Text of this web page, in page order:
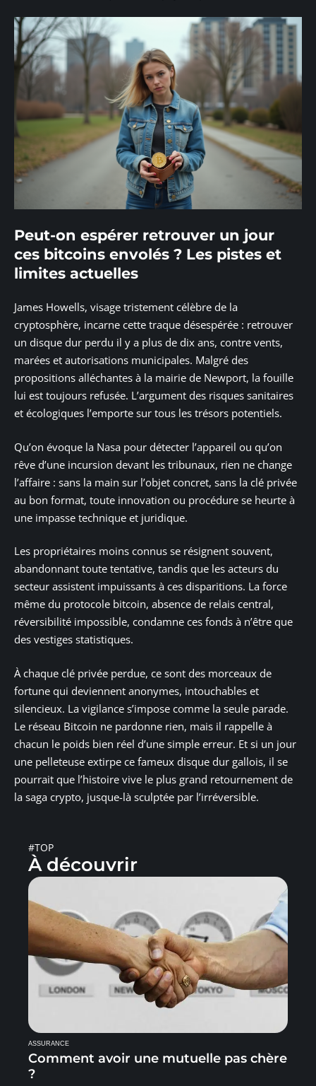
Peut-on espérer retrouver un jour
ces bitcoins envolés ? Les pistes et
limites actuelles
James Howells, visage tristement célèbre de la
cryptosphère, incarne cette traque désespérée : retrouver
un disque dur perdu il y a plus de dix ans, contre vents,
marées et autorisations municipales. Malgré des
propositions alléchantes à la mairie de Newport, la fouille
lui est toujours refusée. L’argument des risques sanitaires
et écologiques l’emporte sur tous les trésors potentiels.
Qu’on évoque la Nasa pour détecter l’appareil ou qu’on
rêve d’une incursion devant les tribunaux, rien ne change
l’affaire : sans la main sur l’objet concret, sans la clé privée
au bon format, toute innovation ou procédure se heurte à
une impasse technique et juridique.
Les propriétaires moins connus se résignent souvent,
abandonnant toute tentative, tandis que les acteurs du
secteur assistent impuissants à ces disparitions. La force
même du protocole bitcoin, absence de relais central,
réversibilité impossible, condamne ces fonds à n’être que
des vestiges statistiques.
À chaque clé privée perdue, ce sont des morceaux de
fortune qui deviennent anonymes, intouchables et
silencieux. La vigilance s’impose comme la seule parade.
Le réseau Bitcoin ne pardonne rien, mais il rappelle à
chacun le poids bien réel d’une simple erreur. Et si un jour
une pelleteuse extirpe ce fameux disque dur gallois, il se
pourrait que l’histoire vive le plus grand retournement de
la saga crypto, jusque-là sculptée par l’irréversible.
#TOP
À découvrir
ASSURANCE
Comment avoir une mutuelle pas chère
?